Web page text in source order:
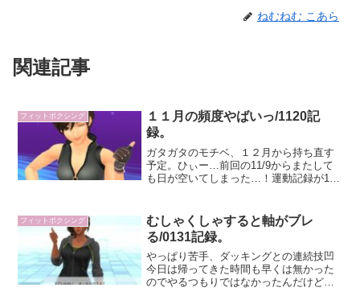
ねむねむ こあら
関連記事
フィットボクシング
１１月の頻度やばいっ/1120記
録。
ガタガタのモチベ、１２月から持ち直す
予定。ひぃー…前回の11/9からまたして
も日が空いてしまった…！運動記録が11
いて平日帰ってからは結構しんどいモー
ド。天気が良いから...
フィットボクシング
むしゃくしゃすると軸がブレ
る/0131記録。
やっぱり苦手、ダッキングとの連続技凹
今日は帰ってきた時間も早くは無かった
のでやるつもりではなかったんだけど、